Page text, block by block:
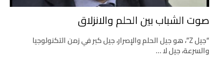
صوت الشباب بين الحلم والانزلاق
“جيل Z”، هو جيل الحلم والإصرار، جيل كبر في زمن التكنولوجيا
والسرعة، جيل لا …